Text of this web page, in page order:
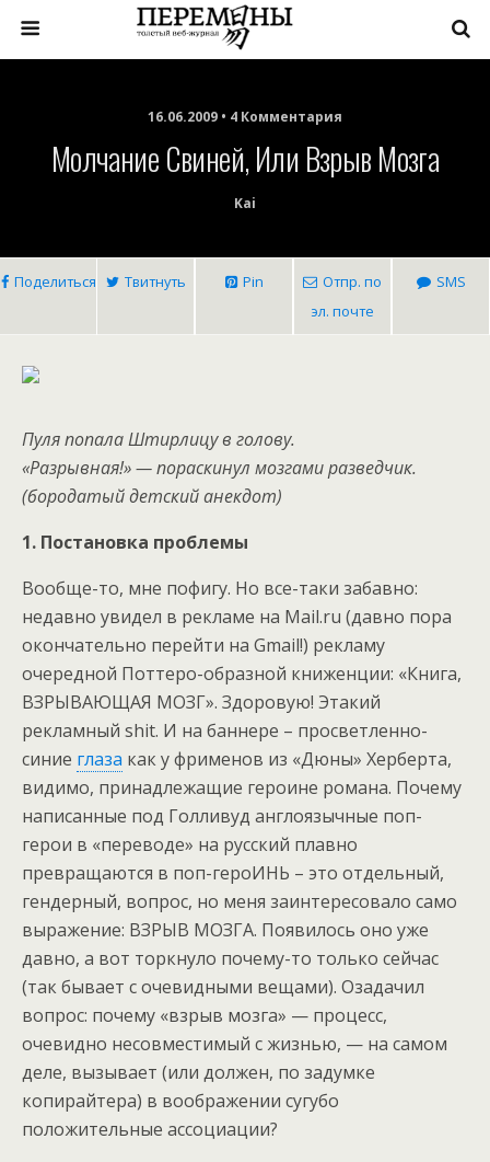
16.06.2009 • 4 Комментария
Молчание Свиней, Или Взрыв Мозга
Kai
Поделиться Твитнуть Pin
Отпр. по
эл. почте
SMS
Пуля попала Штирлицу в голову.
«Разрывная!» — пораскинул мозгами разведчик.
(бородатый детский анекдот)
1. Постановка проблемы
Вообще-то, мне пофигу. Но все-таки забавно:
недавно увидел в рекламе на Mail.ru (давно пора
окончательно перейти на Gmail!) рекламу
очередной Поттеро-образной книженции: «Книга,
ВЗРЫВАЮЩАЯ МОЗГ». Здоровую! Этакий
рекламный shit. И на баннере – просветленно-
синие глаза как у фрименов из «Дюны» Херберта,
видимо, принадлежащие героине романа. Почему
написанные под Голливуд англоязычные поп-
герои в «переводе» на русский плавно
превращаются в поп-героИНЬ – это отдельный,
гендерный, вопрос, но меня заинтересовало само
выражение: ВЗРЫВ МОЗГА. Появилось оно уже
давно, а вот торкнуло почему-то только сейчас
(так бывает с очевидными вещами). Озадачил
вопрос: почему «взрыв мозга» — процесс,
очевидно несовместимый с жизнью, — на самом
деле, вызывает (или должен, по задумке
копирайтера) в воображении сугубо
положительные ассоциации?